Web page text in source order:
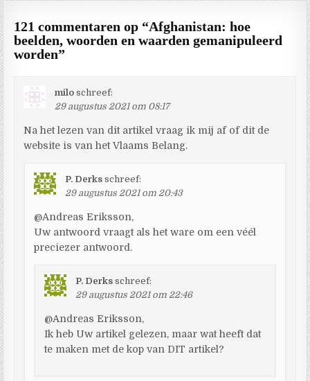
121 commentaren op “Afghanistan: hoe
beelden, woorden en waarden gemanipuleerd
worden”
milo schreef:
29 augustus 2021 om 08:17
Na het lezen van dit artikel vraag ik mij af of dit de
website is van het Vlaams Belang.
P. Derks schreef:
29 augustus 2021 om 20:43
@Andreas Eriksson,
Uw antwoord vraagt als het ware om een véél
preciezer antwoord.
P. Derks schreef:
29 augustus 2021 om 22:46
@Andreas Eriksson,
Ik heb Uw artikel gelezen, maar wat heeft dat
te maken met de kop van DIT artikel?